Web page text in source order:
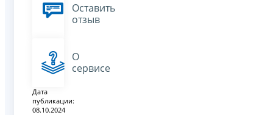
Оставить
отзыв
О
сервисе
Дата
публикации:
08.10.2024